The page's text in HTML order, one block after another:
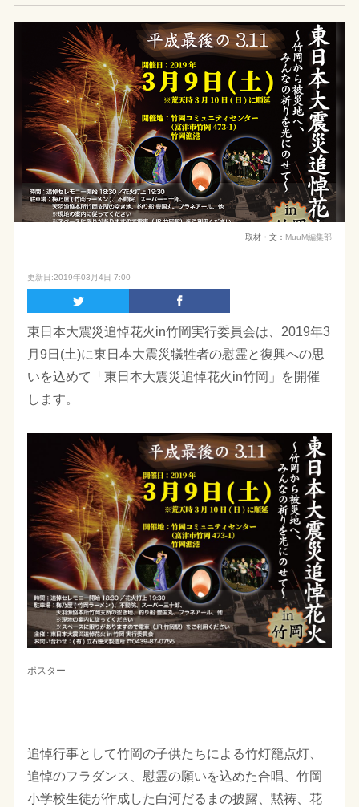
取材・文： MuuM編集部
更新日:2019年03月4日 7:00
東日本大震災追悼花火in竹岡実行委員会は、2019年3
月9日(土)に東日本大震災犠牲者の慰霊と復興への思
いを込めて「東日本大震災追悼花火in竹岡」を開催
します。
ポスター
追悼行事として竹岡の子供たちによる竹灯籠点灯、
追悼のフラダンス、慰霊の願いを込めた合唱、竹岡
小学校生徒が作成した白河だるまの披露、黙祷、花